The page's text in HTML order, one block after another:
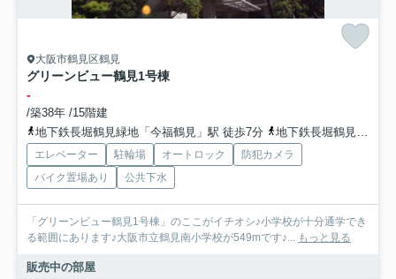
大阪市鶴見区鶴見
グリーンビュー鶴見1号棟
-
/築38年 /15階建
地下鉄長堀鶴見緑地「今福鶴見」駅 徒歩7分
地下鉄長堀鶴見緑地「横堤」駅 徒歩8分
エレベーター 駐輪場 オートロック
防犯カメラ
バイク置場あり
公共下水
「グリーンビュー鶴見1号棟」のここがイチオシ♪小学校が十分通学でき
る範囲にあります♪大阪市立鶴見南小学校が549mです♪... もっと見る
販売中の部屋